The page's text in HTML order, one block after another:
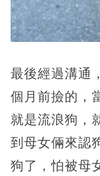
最後經過溝通
個月前撿的，
就是流浪狗，
到母女倆來認
狗了，怕被母